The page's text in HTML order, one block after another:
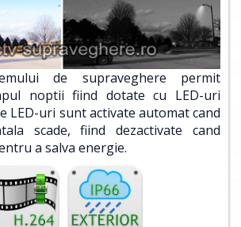
de supraveghere permit
noptii fiind dotate cu LED-uri
LED-uri sunt activate automat cand
scade, fiind dezactivate cand
a salva energie.